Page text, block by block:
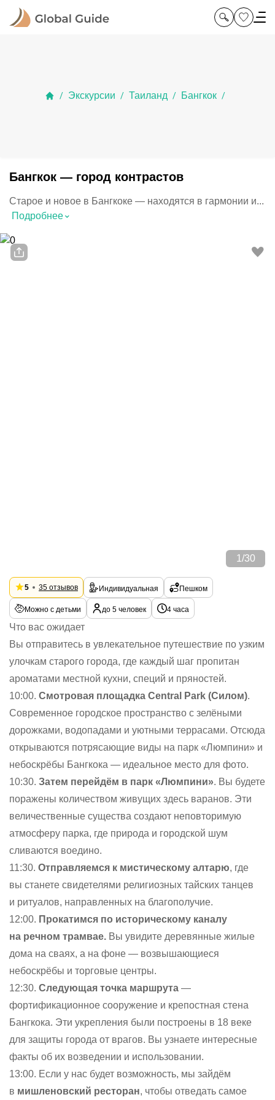
/ Экскурсии / Таиланд / Бангкок /
Бангкок — город контрастов
Старое и новое в Бангкоке — находятся в гармонии и...
Подробнее⌃
1 /30
5 35 отзывов Индивидуальная Пешком
Можно с детьми до 5 человек 4 часа
Что вас ожидает
Вы отправитесь в увлекательное путешествие по узким
улочкам старого города, где каждый шаг пропитан
ароматами местной кухни, специй и пряностей.
10:00. Смотровая площадка Central Park (Силом).
Современное городское пространство с зелёными
дорожками, водопадами и уютными террасами. Отсюда
открываются потрясающие виды на парк «Люмпини» и
небоскрёбы Бангкока — идеальное место для фото.
10:30. Затем перейдём в парк «Люмпини». Вы будете
поражены количеством живущих здесь варанов. Эти
величественные существа создают неповторимую
атмосферу парка, где природа и городской шум
сливаются воедино.
11:30. Отправляемся к мистическому алтарю, где
вы станете свидетелями религиозных тайских танцев
и ритуалов, направленных на благополучие.
12:00. Прокатимся по историческому каналу
на речном трамвае. Вы увидите деревянные жилые
дома на сваях, а на фоне — возвышающиеся
небоскрёбы и торговые центры.
12:30. Следующая точка маршрута —
фортификационное сооружение и крепостная стена
Бангкока. Эти укрепления были построены в 18 веке
для защиты города от врагов. Вы узнаете интересные
факты об их возведении и использовании.
13:00. Если у нас будет возможность, мы зайдём
в мишленовский ресторан, чтобы отведать самое